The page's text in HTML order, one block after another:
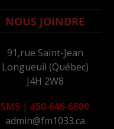
NOUS JOINDRE
91,rue Saint-Jean
Longueuil (Québec)
J4H 2W8
SMS | 450-646-6800
admin@fm1033.ca